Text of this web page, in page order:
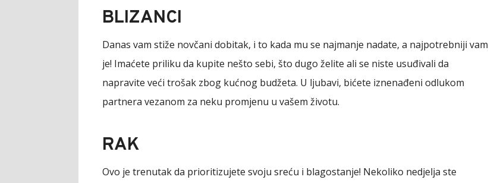
BLIZANCI
Danas vam stiže novčani dobitak, i to kada mu se najmanje nadate, a najpotrebniji vam
je! Imaćete priliku da kupite nešto sebi, što dugo želite ali se niste usuđivali da
napravite veći trošak zbog kućnog budžeta. U ljubavi, bićete iznenađeni odlukom
partnera vezanom za neku promjenu u vašem životu.
RAK
Ovo je trenutak da prioritizujete svoju sreću i blagostanje! Nekoliko nedjelja ste